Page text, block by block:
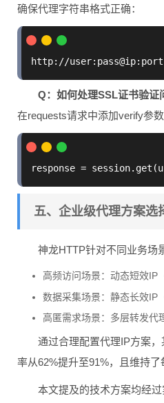
确保代理字符串格式正确：
Q：如何处理SSL证书验证
在requests请求中添加verify参数
五、企业级代理方案选
神龙HTTP针对不同业务场
高频访问场景：动态短效IP
数据采集场景：静态长效IP
高匿需求场景：多层转发代
通过合理配置代理IP方案
率从62%提升至91%，且维持了
本文提及的技术方案均经